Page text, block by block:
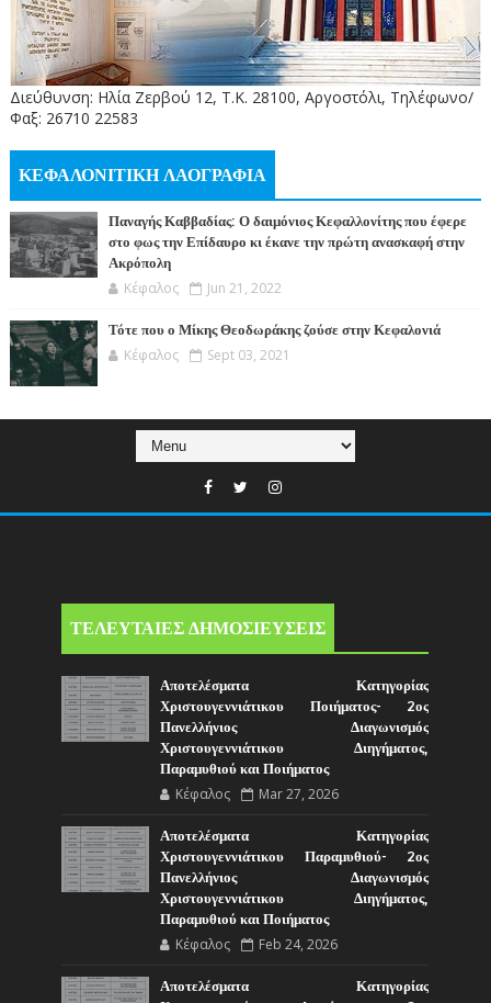
Διεύθυνση: Ηλία Ζερβού 12, Τ.Κ. 28100, Αργοστόλι, Τηλέφωνο/
Φαξ: 26710 22583
ΚΕΦΑΛΟΝΙΤΙΚΗ ΛΑΟΓΡΑΦΙΑ
Παναγής Καββαδίας: Ο δαιμόνιος Κεφαλλονίτης που έφερε
στο φως την Επίδαυρο κι έκανε την πρώτη ανασκαφή στην
Ακρόπολη
Κέφαλος Jun 21, 2022
Τότε που ο Μίκης Θεοδωράκης ζούσε στην Κεφαλονιά
Κέφαλος Sept 03, 2021
ΤΕΛΕΥΤΑΙΕΣ ΔΗΜΟΣΙΕΥΣΕΙΣ
Αποτελέσματα Κατηγορίας
Χριστουγεννιάτικου Ποιήματος- 2ος
Πανελλήνιος Διαγωνισμός
Χριστουγεννιάτικου Διηγήματος,
Παραμυθιού και Ποιήματος
Κέφαλος Mar 27, 2026
Αποτελέσματα Κατηγορίας
Χριστουγεννιάτικου Παραμυθιού- 2ος
Πανελλήνιος Διαγωνισμός
Χριστουγεννιάτικου Διηγήματος,
Παραμυθιού και Ποιήματος
Κέφαλος Feb 24, 2026
Αποτελέσματα Κατηγορίας